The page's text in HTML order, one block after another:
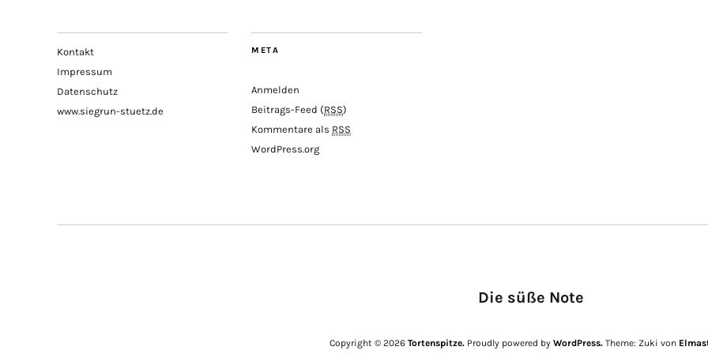
Kontakt
Impressum
Datenschutz
www.siegrun-stuetz.de
META
Anmelden
Beitrags-Feed (RSS)
Kommentare als RSS
WordPress.org
Die süße Note
Copyright © 2026 Tortenspitze. Proudly powered by WordPress. Theme: Zuki von